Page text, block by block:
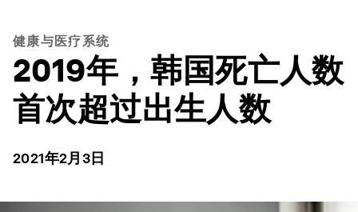
健康与医疗系统
2019年，韩国死亡人数
首次超过出生人数
2021年2月3日